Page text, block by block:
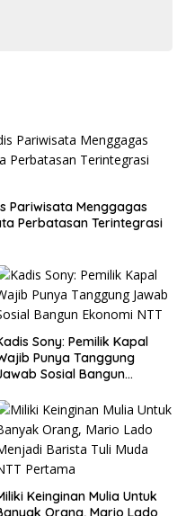
Pariwisata Menggagas
Perbatasan Terintegrasi
Sony: Pemilik Kapal
Punya Tanggung
Sosial Bangun
Keinginan Mulia Untuk
Orang, Mario Lado